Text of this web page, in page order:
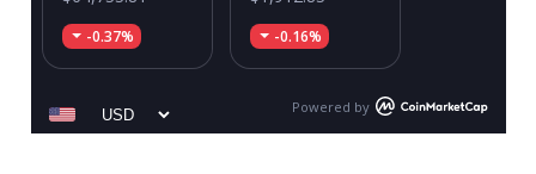
-0.37% -0.16%
Powered by